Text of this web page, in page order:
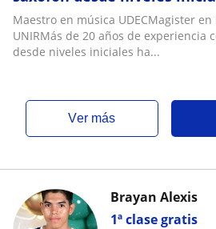
para examen de ingreso a
Maestro en música UDECMagister
UNIRMás de 20 años de experiencia
desde niveles iniciales ha...
ver más
1ª clase gratis
Brayan Alexis